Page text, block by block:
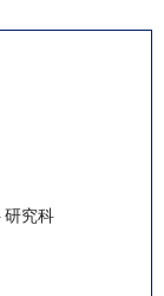
研究科